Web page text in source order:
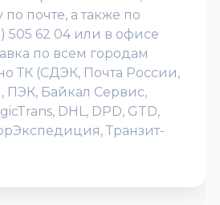
по почте, а также по
505 62 04 или в офисе
по всем городам
ТК (СДЭК, Почта России,
ПЭК, Байкал Сервис,
DHL, DPD, GTD,
Транзит-